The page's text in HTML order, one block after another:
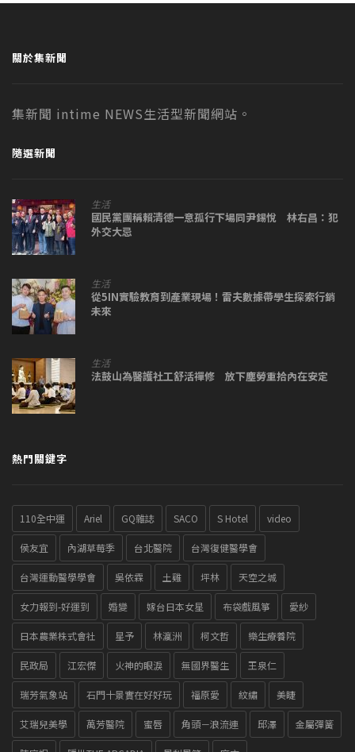
關於集新聞
集新聞 intime NEWS生活型新聞網站。
隨選新聞
生活
國民黨團稱賴清德一意孤行下場同尹錫悅 林右昌：犯
外交大忌
生活
從5IN實驗教育到產業現場！雷夫數據帶學生探索行銷
未來
生活
法鼓山為醫護社工舒活禪修 放下塵勞重拾內在安定
熱門關鍵字
110全中運 Ariel GQ雜誌 SACO S Hotel video
侯友宜 內湖草莓季 台北醫院 台灣復健醫學會
台灣運動醫學學會 吳依霖 土雞 坪林 天空之城
女力報到-好運到 婚變 嫁台日本女星 布袋戲風箏 愛紗
日本農業株式會社 星予 林瀛洲 柯文哲 樂生療養院
民政局 江宏傑 火神的眼淚 無國界醫生 王泉仁
瑞芳氣象站 石門十景實在好好玩 福原愛 紋繡 美睫
艾瑞兒美學 萬芳醫院 蜜唇 角頭－浪流連 邱澤 金屬彈簧